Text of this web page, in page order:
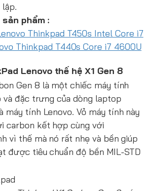
phẩm :
Thinkpad T450s Intel Core i7
Thinkpad T440s Core i7 4600U
Lenovo thế hệ X1 Gen 8
Gen 8 là một chiếc máy tính
và đặc trưng của dòng laptop
máy tính Lenovo. Vỏ máy tính này
carbon kết hợp cùng với
vì thế mà nó rất nhẹ và bền giúp
được tiêu chuẩn độ bền MIL-STD